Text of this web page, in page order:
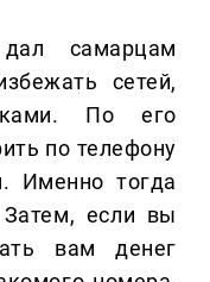
самарцам
сетей,
По его
по телефону
Именно тогда
если вы
вам денег